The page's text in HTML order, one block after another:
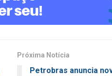
Próxima Notícia
Petrobras anuncia